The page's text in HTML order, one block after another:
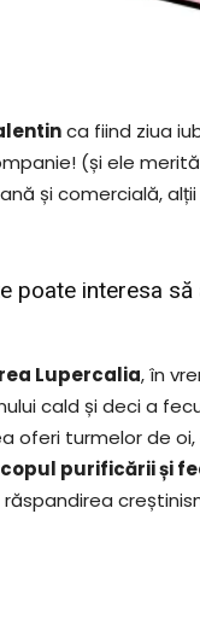
ca fiind ziua
(și ele
și comercială,
poate interesa
Lupercalia, în
cald și deci a
oferi turmelor de
purificării și